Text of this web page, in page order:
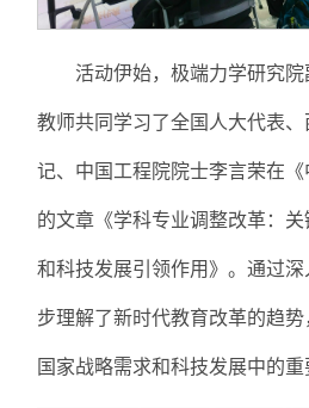
活动伊始，极端力学研究
教师共同学习了全国人大代表
记、中国工程院院士李言荣在
的文章《学科专业调整改革：
和科技发展引领作用》。通过
步理解了新时代教育改革的趋
国家战略需求和科技发展中的重